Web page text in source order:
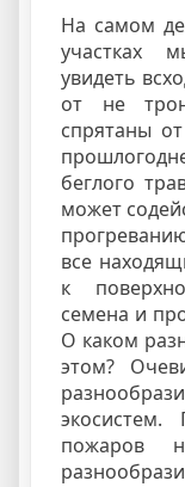
На самом
участках
увидеть
от не
спрятаны
беглого
может
все
к
семена и
О каком
этом?
пожаров